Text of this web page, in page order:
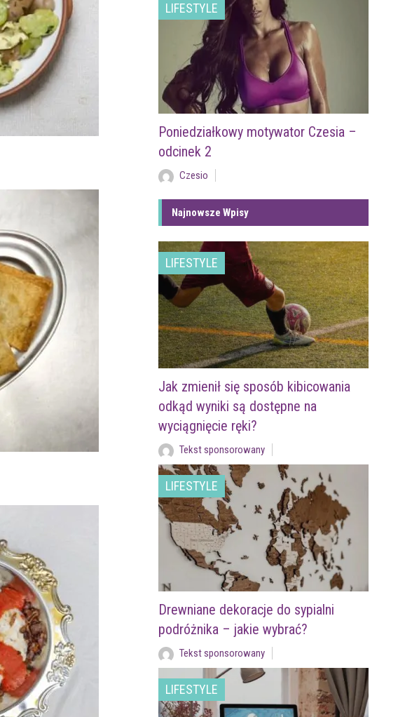
LIFESTYLE
Poniedziałkowy motywator Czesia –
odcinek 2
Czesio
Najnowsze Wpisy
LIFESTYLE
Jak zmienił się sposób kibicowania
odkąd wyniki są dostępne na
wyciągnięcie ręki?
Tekst sponsorowany
LIFESTYLE
Drewniane dekoracje do sypialni
podróżnika – jakie wybrać?
Tekst sponsorowany
LIFESTYLE